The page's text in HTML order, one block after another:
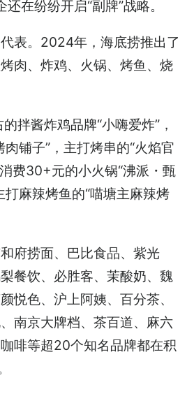
在纷纷开启“副牌”战略。
表。2024年，海底捞推出了
肉、炸鸡、火锅、烤鱼、烧
拌酱炸鸡品牌“小嗨爱炸”，
铺子”，主打烤串的“火焰官
费30+元的小火锅“沸派・甄
打麻辣烤鱼的“喵塘主麻辣烤
府捞面、巴比食品、紫光
餐饮、必胜客、茉酸奶、魏
悦色、沪上阿姨、百分茶、
南京大牌档、茶百道、麻六
啡等超20个知名品牌都在积